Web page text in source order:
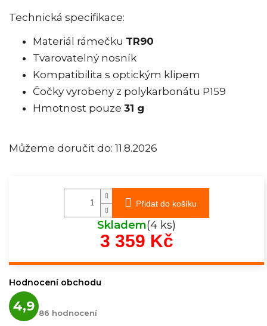
Můžeme doručit do: 11.8.2026
Technická specifikace:
Materiál rámečku TR90
Tvarovatelný nosník
Kompatibilita s optickým klipem
Čočky vyrobeny z polykarbonátu P159
Hmotnost pouze 31 g
Přidat do košíku
Skladem(4 ks)
3 359 KčMěrná
Hodnocení obchodu
4,9 hodnocení
obchodu
86 hodnocení